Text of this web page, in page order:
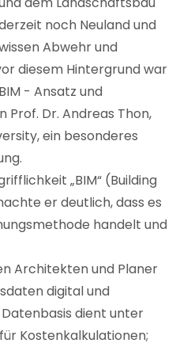
noch Neuland und
Abwehr und
diesem Hintergrund war
- Ansatz und
Prof. Dr. Andreas Thon,
ein besonderes
„BIM“ (Building
er deutlich, dass es
handelt und
Architekten und Planer
digital und
dient unter
Kostenkalkulationen;